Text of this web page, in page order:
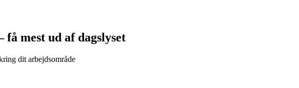
mest ud af dagslyset
dit arbejdsområde